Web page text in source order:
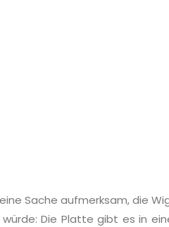
Sache aufmerksam, die
Die Platte gibt es in